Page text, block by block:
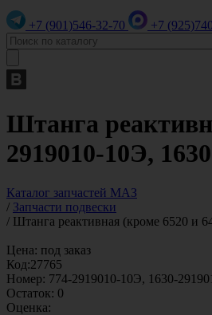
+7 (901)546-32-70 +7 (925)
Штанга
2919010-10Э,
Каталог запчастей МАЗ
/ Запчасти подвески
/ Штанга реактивная (кроме 6520
Цена: под заказ
Код:27765
Номер: 774-2919010-10Э, 1630-
Остаток: 0
Оценка: